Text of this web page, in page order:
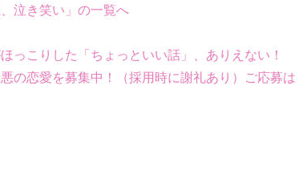
、泣き笑い」の一覧へ
っこりした「ちょっといい話」、ありえない！
の恋愛を募集中！（採用時に謝礼あり）ご応募は